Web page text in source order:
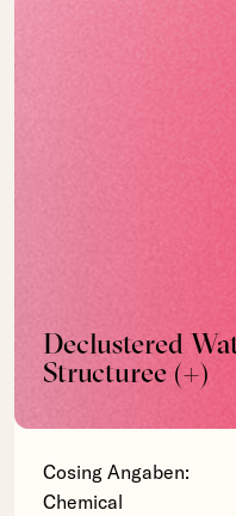
Declustered
Structuree (+)
Cosing Angaben:
Chemical